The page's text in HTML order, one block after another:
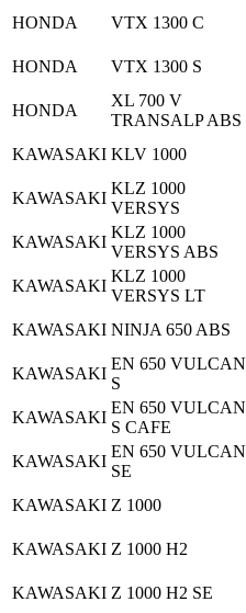
HONDA VTX 1300 C
HONDA VTX 1300 S
HONDA
XL 700 V
TRANSALP ABS
KAWASAKI KLV 1000
KAWASAKI
KLZ 1000
VERSYS
KAWASAKI
KLZ 1000
VERSYS ABS
KAWASAKI
KLZ 1000
VERSYS LT
KAWASAKI NINJA 650 ABS
KAWASAKI
EN 650 VULCAN
S
KAWASAKI
EN 650 VULCAN
S CAFE
KAWASAKI
EN 650 VULCAN
SE
KAWASAKI Z 1000
KAWASAKI Z 1000 H2
KAWASAKI Z 1000 H2 SE